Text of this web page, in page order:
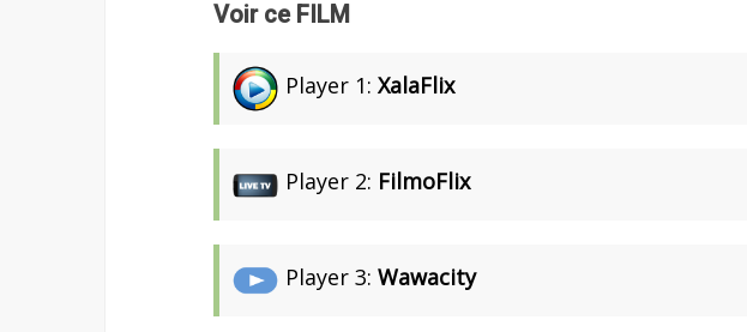
Voir ce FILM
Player 1: XalaFlix
Player 2: FilmoFlix
Player 3: Wawacity